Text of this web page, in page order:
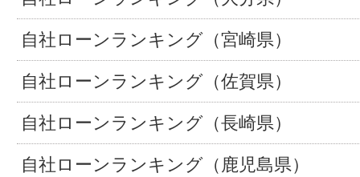
自社ローンランキング（宮崎県）
自社ローンランキング（佐賀県）
自社ローンランキング（長崎県）
自社ローンランキング（鹿児島県）